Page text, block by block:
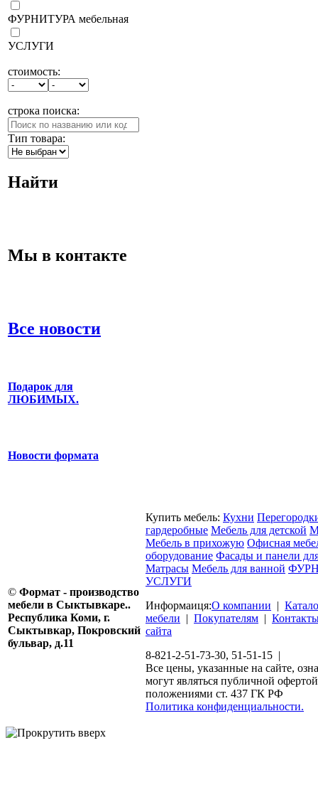
ФУРНИТУРА мебельная
УСЛУГИ
стоимость:
строка поиска:
Тип товара:
Найти
Мы в контакте
Все новости
Подарок для
ЛЮБИМЫХ.
Новости формата
© Формат - производство
мебели в Сыктывкаре..
Республика Коми, г.
Сыктывкар, Покровский
бульвар, д.11
Купить мебель: Кухни
гардеробные Мебель для детской
Мебель в прихожую Офисная
оборудование Фасады и панели
Матрасы Мебель для ванной
УСЛУГИ
Информаиця:О компании |
мебели | Покупателям |
сайта
8-821-2-51-73-30, 51-51-15 |
Все цены, указанные на сайте,
могут являться публичной
положениями ст. 437 ГК РФ
Политика конфиденциальности.